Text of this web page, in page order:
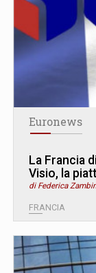
Euronews
La Francia
Visio, la
di Federica
FRANCIA